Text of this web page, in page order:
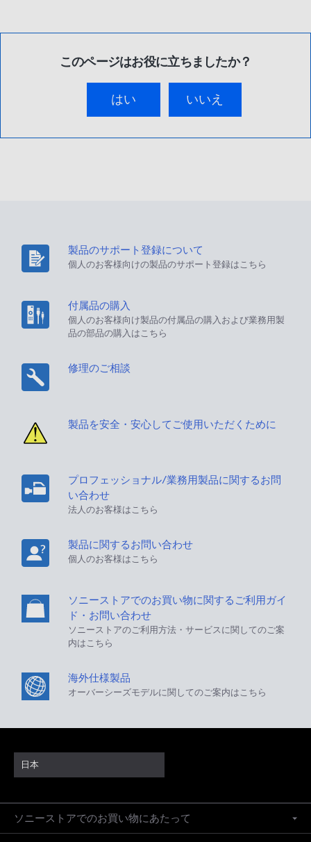
このページはお役に立ちましたか？
はい いいえ
製品のサポート登録について
個人のお客様向けの製品のサポート登録はこちら
付属品の購入
個人のお客様向け製品の付属品の購入および業務用製
品の部品の購入はこちら
修理のご相談
製品を安全・安心してご使用いただくために
プロフェッショナル/業務用製品に関するお問
い合わせ
法人のお客様はこちら
製品に関するお問い合わせ
個人のお客様はこちら
ソニーストアでのお買い物に関するご利用ガイ
ド・お問い合わせ
ソニーストアのご利用方法・サービスに関してのご案
内はこちら
海外仕様製品
オーバーシーズモデルに関してのご案内はこちら
日本
ソニーストアでのお買い物にあたって